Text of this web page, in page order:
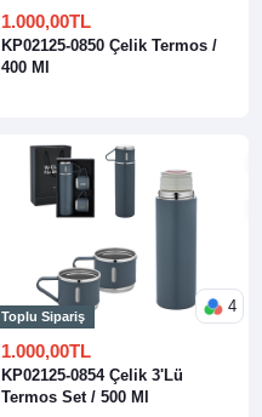
1.000,00TL
KP02125-0850 Çelik Termos /
400 Ml
Toplu Sipariş
4
1.000,00TL
KP02125-0854 Çelik 3'Lü
Termos Set / 500 Ml